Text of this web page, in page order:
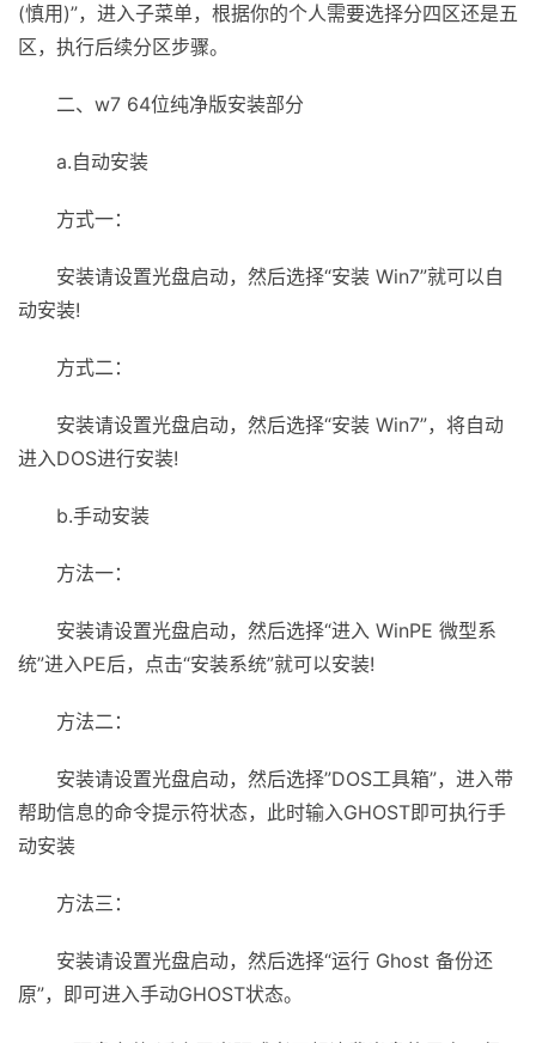
(慎用)”，进入子菜单，根据你的个人需要选择分四区还是五
区，执行后续分区步骤。
二、w7 64位纯净版安装部分
a.自动安装
方式一：
安装请设置光盘启动，然后选择“安装 Win7”就可以自
动安装!
方式二：
安装请设置光盘启动，然后选择“安装 Win7”，将自动
进入DOS进行安装!
b.手动安装
方法一：
安装请设置光盘启动，然后选择“进入 WinPE 微型系
统”进入PE后，点击“安装系统”就可以安装!
方法二：
安装请设置光盘启动，然后选择”DOS工具箱”，进入带
帮助信息的命令提示符状态，此时输入GHOST即可执行手
动安装
方法三：
安装请设置光盘启动，然后选择“运行 Ghost 备份还
原”，即可进入手动GHOST状态。